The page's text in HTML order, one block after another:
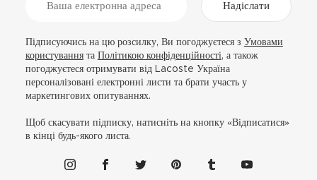
Надіслати
Підписуючись на цю розсилку, Ви погоджуєтеся з Умовами
користуваннята Політикою конфіденційності, а також
погоджуєтеся отримувати від Lacoste Україна
персоналізовані електронні листи та брати участь у
маркетингових опитуваннях.
Щоб скасувати підписку, натисніть на кнопку «Відписатися»
в кінці будь-якого листа.